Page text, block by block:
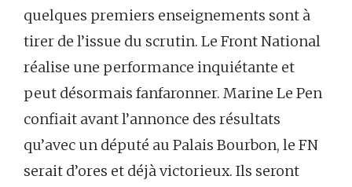
quelques premiers enseignements sont à
tirer de l’issue du scrutin. Le Front National
réalise une performance inquiétante et
peut désormais fanfaronner. Marine Le Pen
confiait avant l’annonce des résultats
qu’avec un député au Palais Bourbon, le FN
serait d’ores et déjà victorieux. Ils seront